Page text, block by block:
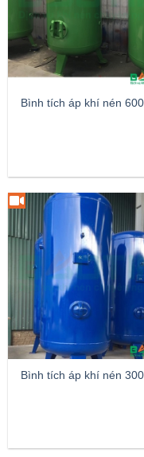
Bình tích áp khí nén
Bình tích áp khí nén 300L